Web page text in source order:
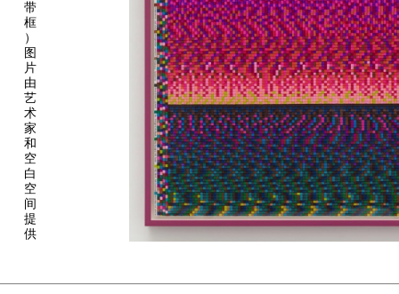
的人物之一，法国艺术家大卫·杜阿尔往往从网络世界和无名大众中
汲取素材，将来源于生活的声音、录像、诗歌和撰述文本进行转
化，在用户与机器关系的杂糅和持续变形的集体情感表征中，通过
雕塑与影像装置等形式塑造流变中的社会空间，并想象抵抗的可能
性。在展览中，由UCCA委任创作的杜阿尔全新装置作品《噢，河
童》（
，2022）以末日美学的姿态，屹立于人类生活的
城市广场之中，仿佛一个连结了复杂现实和黑暗网络世界的全视巨
眼怪物，虎视众生并吞吐着尘世间一切不可告人的肮脏事物，却在
后者的给养下，俨然生成一朵娇艳无比的“恶之花”，并反噬现实世
界；装置作品《金丝雀感觉》（Canary Feel It，2022）中的半兽
半笼人物则沿用了杜阿尔早期创作中常见的面具驯兽师形象——
行进方向不受自身步履所控，其坚定的使命即为自身坚固的牢笼
——这不失为现代人类生存悖论的一种写照。杜阿尔以其标志性
带
框
）
图
片
由
艺
术
家
和
空
白
空
间
提
供